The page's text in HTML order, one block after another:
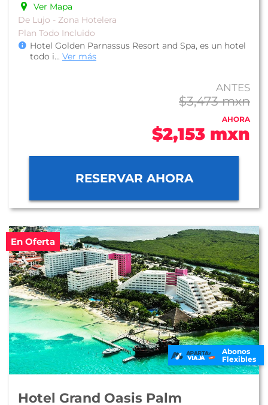
Ver Mapa
De Lujo - Zona Hotelera
Plan Todo Incluido
Hotel Golden Parnassus Resort and Spa, es un hotel
todo i... Ver más
ANTES
$3,473 mxn
AHORA
$2,153 mxn
RESERVAR AHORA
En Oferta
Abonos
Flexibles
Hotel Grand Oasis Palm